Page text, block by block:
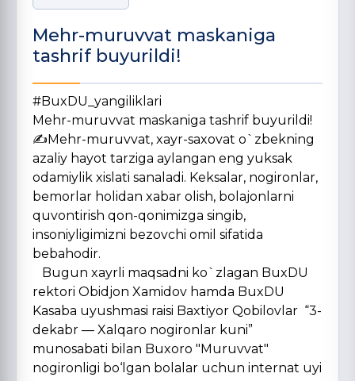
Mehr-muruvvat maskaniga
tashrif buyurildi!
#BuxDU_yangiliklari
Mehr-muruvvat maskaniga tashrif buyurildi!
✍️Mehr-muruvvat, xayr-saxovat o`zbekning
azaliy hayot tarziga aylangan eng yuksak
odamiylik xislati sanaladi. Keksalar, nogironlar,
bemorlar holidan xabar olish, bolajonlarni
quvontirish qon-qonimizga singib,
insoniyligimizni bezovchi omil sifatida
bebahodir.
Bugun xayrli maqsadni ko`zlagan BuxDU
rektori Obidjon Xamidov hamda BuxDU
Kasaba uyushmasi raisi Baxtiyor Qobilovlar “3-
dekabr — Xalqaro nogironlar kuni”
munosabati bilan Buxoro "Muruvvat"
nogironligi bo‘lgan bolalar uchun internat uyi